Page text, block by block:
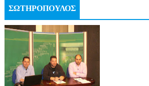
ΣΩΤΗΡΟΠΟΥΛΟΣ